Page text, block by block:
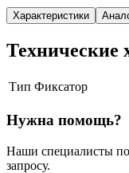
Характеристики
Технические
Тип Фиксатор
Нужна помощь?
Наши специалисты
запросу.